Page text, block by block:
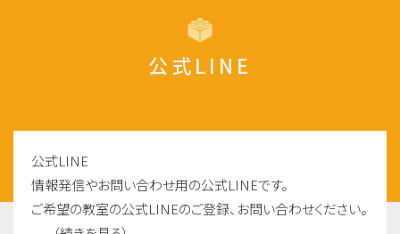
公式LINE
公式LINE
情報発信やお問い合わせ用の公式LINEです。
ご希望の教室の公式LINEのご登録、お問い合わせください。